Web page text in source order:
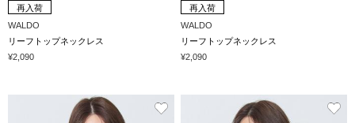
再入荷
WALDO
リーフトップネックレス
¥2,090
再入荷
WALDO
リーフトップネックレス
¥2,090